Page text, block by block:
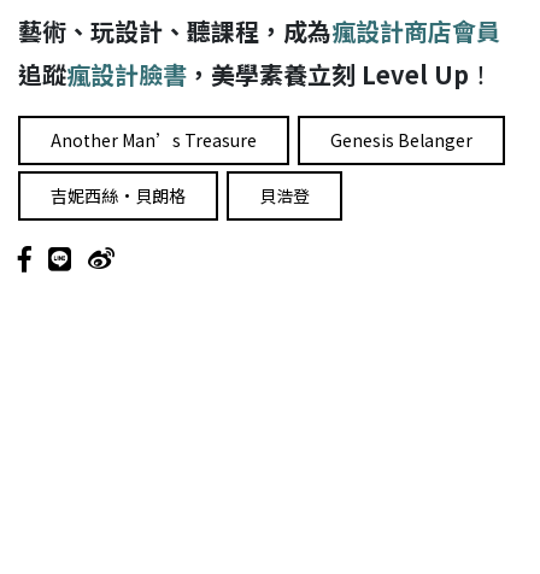
藝術、玩設計、聽課程，成為瘋設計商店會員
追蹤瘋設計臉書 ，美學素養立刻 Level Up ！
Another Man’s Treasure Genesis Belanger
吉妮西絲·貝朗格 貝浩登